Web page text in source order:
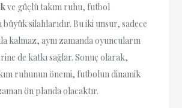
ve güçlü takım ruhu, futbol
büyük silahlarıdır. Bu iki unsur, sadece
kalmaz, aynı zamanda oyuncuların
de katkı sağlar. Sonuç olarak,
ruhunun önemi, futbolun dinamik
ön planda olacaktır.